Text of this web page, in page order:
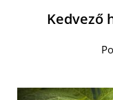
Kedvező